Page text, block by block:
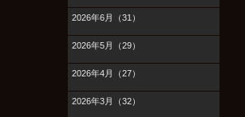
2026年6月（31）
2026年5月（29）
2026年4月（27）
2026年3月（32）